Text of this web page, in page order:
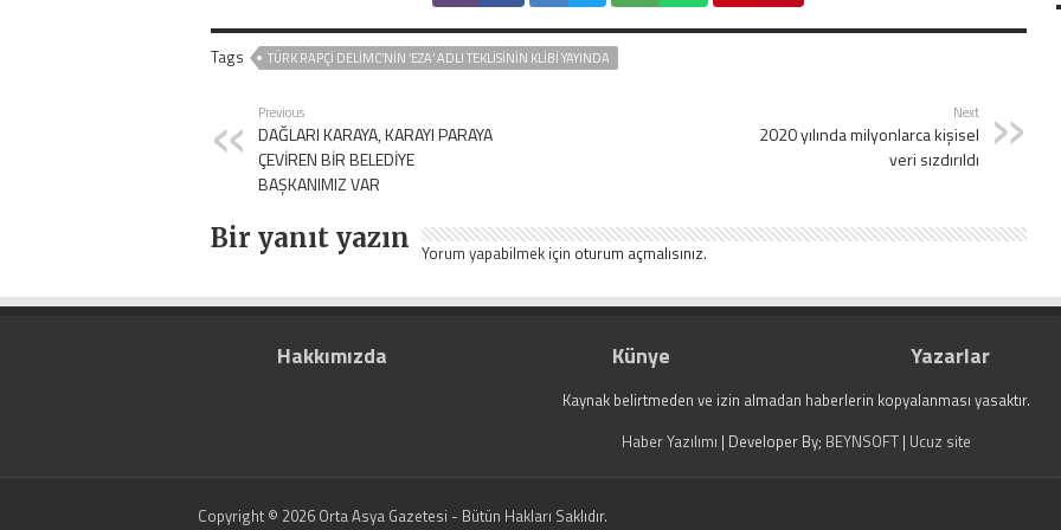
Tags TÜRK RAPÇI DELIMC’NIN ‘EZA’ ADLI TEKLISININ KLIBI YAYINDA
Previous
DAĞLARI KARAYA, KARAYI PARAYA
ÇEVİREN BİR BELEDİYE
BAŞKANIMIZ VAR
Next
2020 yılında milyonlarca kişisel
veri sızdırıldı
Bir yanıt yazın Yorum yapabilmek için oturum açmalısınız.
Hakkımızda Künye Yazarlar
Kaynak belirtmeden ve izin almadan haberlerin kopyalanması yasaktır.
Haber Yazılımı | Developer By; BEYNSOFT| Ucuz site
Copyright © 2026 Orta Asya Gazetesi - Bütün Hakları Saklıdır.